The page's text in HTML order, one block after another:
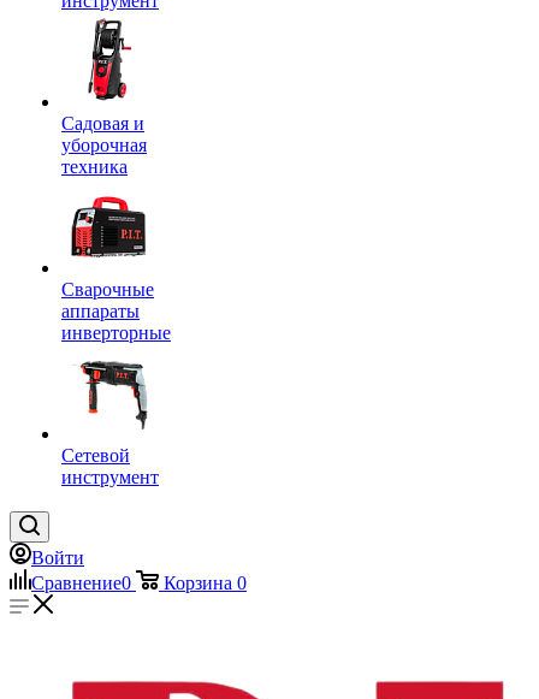
Садовая и
уборочная
техника
Сварочные
аппараты
инверторные
Сетевой
инструмент
Войти
Сравнение0 Корзина 0